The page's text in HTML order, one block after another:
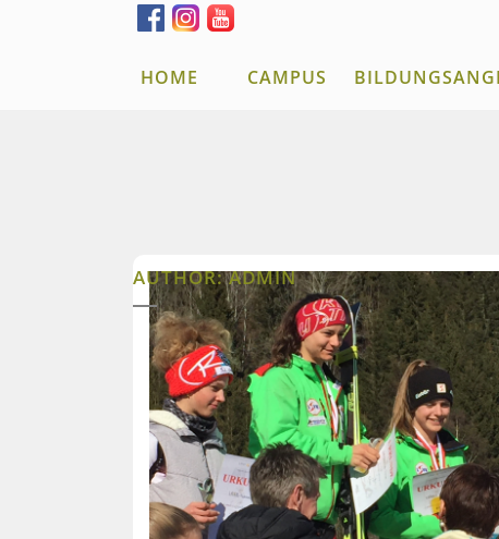
HOME CAMPUS
AUTHOR: ADMIN